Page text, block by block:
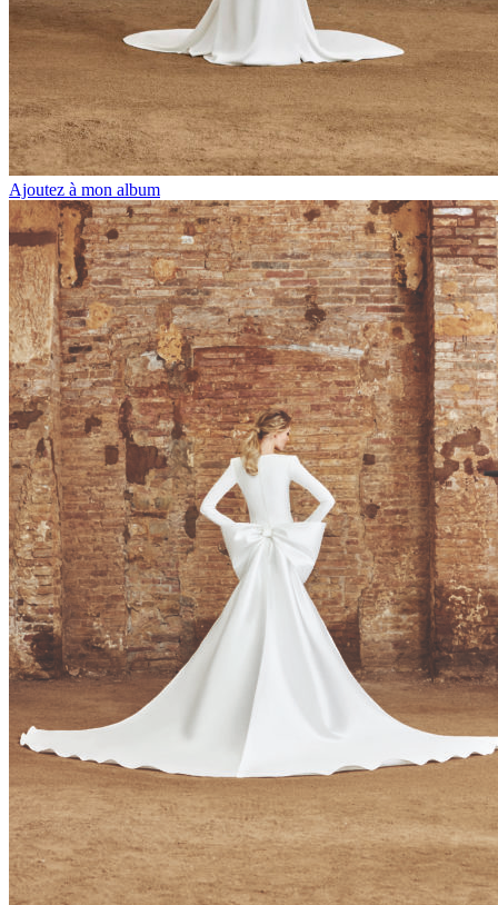
Ajoutez à mon album